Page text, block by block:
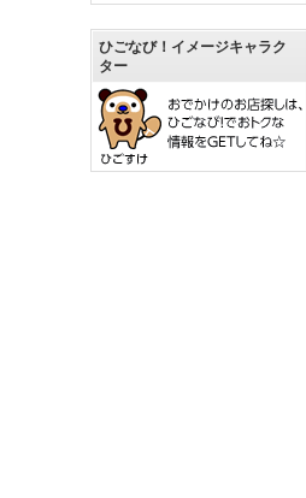
ひごなび！イメージキャラク
ター